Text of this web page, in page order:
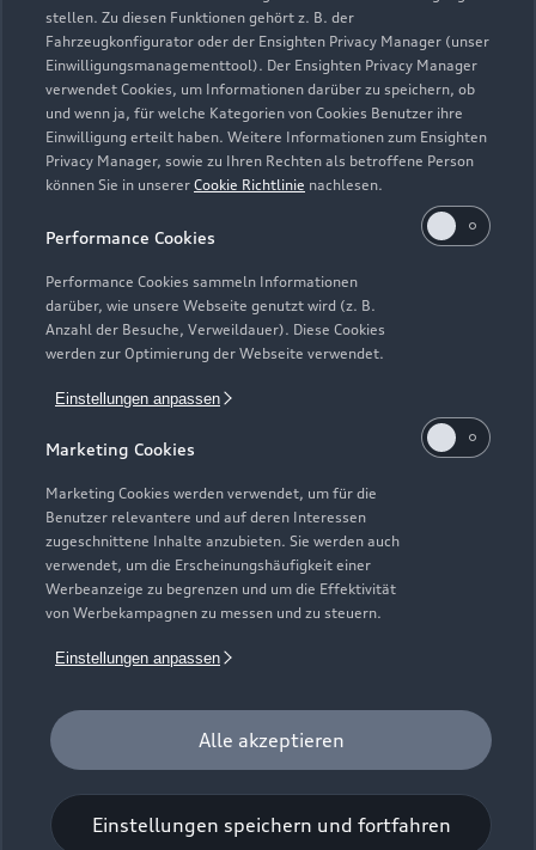
stellen. Zu diesen Funktionen gehört z. B. der
Fahrzeugkonfigurator oder der Ensighten Privacy Manager (unser
Einwilligungsmanagementtool). Der Ensighten Privacy Manager
verwendet Cookies, um Informationen darüber zu speichern, ob
und wenn ja, für welche Kategorien von Cookies Benutzer ihre
Einwilligung erteilt haben. Weitere Informationen zum Ensighten
Privacy Manager, sowie zu Ihren Rechten als betroffene Person
können Sie in unserer Cookie Richtlinie nachlesen.
Performance Cookies
Performance Cookies sammeln Informationen
darüber, wie unsere Webseite genutzt wird (z. B.
Anzahl der Besuche, Verweildauer). Diese Cookies
werden zur Optimierung der Webseite verwendet.
Einstellungen anpassen
Marketing Cookies
Marketing Cookies werden verwendet, um für die
Benutzer relevantere und auf deren Interessen
zugeschnittene Inhalte anzubieten. Sie werden auch
verwendet, um die Erscheinungshäufigkeit einer
Werbeanzeige zu begrenzen und um die Effektivität
von Werbekampagnen zu messen und zu steuern.
Einstellungen anpassen
Alle akzeptieren
Einstellungen speichern und fortfahren
Mietfahrzeuge mit einer Audi Anschlussgarantie bis zu einem
Fahrzeugalter von 24 Monaten und 30.000 km
Gesamtfahrleistung (Stichtag: Datum der Ummeldung auf den
neuen Gebrauchtwagenkunden). Für private und gewerbliche
Einzelabnehmer sowie ausge wählte Sonderabnehmer.
Junge Gebrauchtwagen sind ehemalige Audi Mietfahrzeuge
(AMF) oder Audi Werksdienstwagen (WDW) der AUDI AG mit
einem Fahrzeugalter von max. 24 Monaten nach
werden. Ausgenommen hiervon sind händlereigene
Mietfahrzeuge der Marke Audi, die in der Erstverwendung über
externe Mietwagengesellschaften wie bspw. EURO-Leasing
unter https://www.audi.de/junge-gebrauchtwagen.
Audi Anschlussgarantie bereits enthalten in Audi
Werksdienstwagen und Audi Mietfahrzeugen gemäß
Bedingungen der AUDI AG, Ingolstadt.
Versicherungsleistungen werden durch den Audi
VersicherungsService, Zweigniederlassung der Volkswagen
Versicherungsdienst GmbH, Gifhorner Str. 57, 38112
Braunschweig, vermittelt und von der Volkswagen
als Risikoträger erbracht. Gültig für Privatkunden und
gewerbliche Einzelabnehmer, die einen Pkw (ohne Vermietung)
zulassen. In Kombination mit Leasing nur für Privatkunden
erhältlich. Maßgeblich sind die Versicherungsbedingungen und
Zusatzvereinbarungen der Volkswagen Autoversicherung AG.